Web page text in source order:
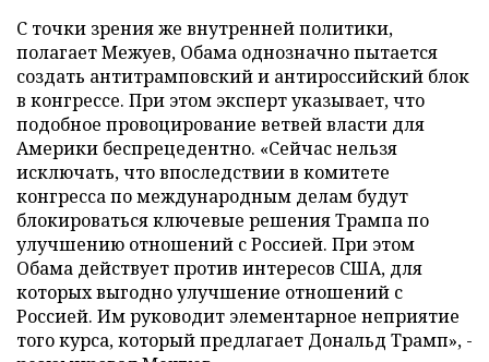
С точки зрения же внутренней политики,
полагает Межуев, Обама однозначно пытается
создать антитрамповский и антироссийский блок
в конгрессе. При этом эксперт указывает, что
подобное провоцирование ветвей власти для
Америки беспрецедентно. «Сейчас нельзя
исключать, что впоследствии в комитете
конгресса по международным делам будут
блокироваться ключевые решения Трампа по
улучшению отношений с Россией. При этом
Обама действует против интересов США, для
которых выгодно улучшение отношений с
Россией. Им руководит элементарное неприятие
того курса, который предлагает Дональд Трамп», -